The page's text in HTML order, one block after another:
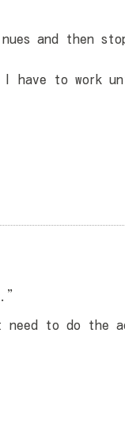
and then
- I have to work
.”
need to do the